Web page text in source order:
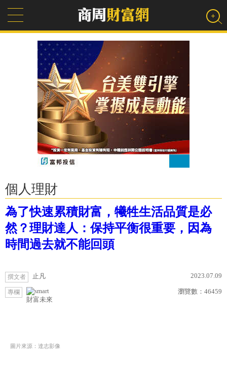
個人理財
為了快速累積財富，犧牲生活品質是必
然？理財達人：保持平衡很重要，因為
時間過去就不能回頭
撰文者 止凡 2023.07.09
專欄
財富未來
瀏覽數： 46459
圖片來源：達志影像